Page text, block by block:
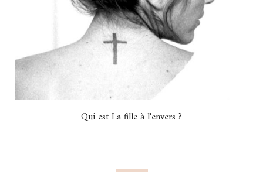
Qui est La fille à l'envers ?